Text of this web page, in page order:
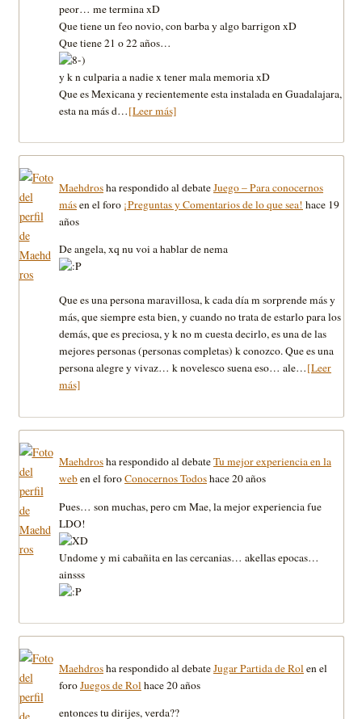
peor… me termina xD
Que tiene un feo novio, con barba y algo barrigon xD
Que tiene 21 o 22 años…
y k n culparia a nadie x tener mala memoria xD
Que es Mexicana y recientemente esta instalada en Guadalajara,
esta na más d…[Leer más]
Maehdrosha respondido al debateJuego – Para conocernos
másen el foro ¡Preguntas y Comentarios de lo que sea! hace 19
años
De angela, xq nu voi a hablar de nema
Que es una persona maravillosa, k cada día m sorprende más y
más, que siempre esta bien, y cuando no trata de estarlo para los
demás, que es preciosa, y k no m cuesta decirlo, es una de las
mejores personas (personas completas) k conozco. Que es una
persona alegre y vivaz… k novelesco suena eso… ale…[Leer
más]
Maehdrosha respondido al debateTu mejor experiencia en la
weben el foroConocernos Todoshace 20 años
Pues… son muchas, pero cm Mae, la mejor experiencia fue
LDO!
Undome y mi cabañita en las cercanias… akellas epocas…
ainsss
Maehdrosha respondido al debateJugar Partida de Rolen el
foroJuegos de Rolhace 20 años
entonces tu dirijes, verda??